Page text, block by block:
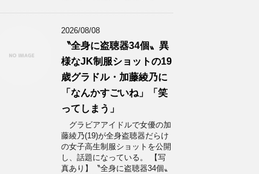
2026/08/08
〝全身に盗聴器34個〟異
様なJK制服ショットの19
歳グラドル・加藤綾乃に
「なんかすごいね」「笑
ってしまう」
グラビアアイドルで女優の加
藤綾乃(19)が全身盗聴器だらけ
の女子高生制服ショットを公開
し、話題になっている。 【写
真あり】〝全身に盗聴器34個〟